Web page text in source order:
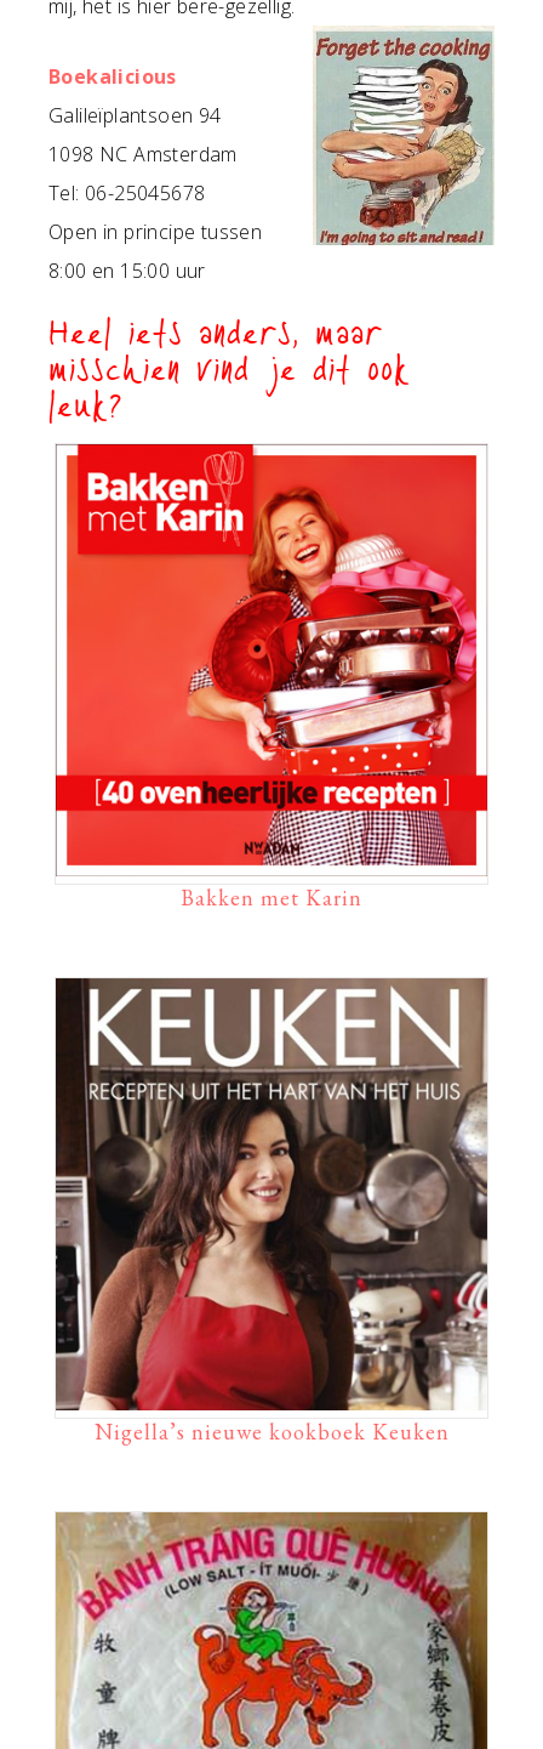
mij, het is hier bere-gezellig.
Boekalicious
Galileïplantsoen 94
1098 NC Amsterdam
Tel: 06-25045678
Open in principe tussen
8:00 en 15:00 uur
Heel iets anders, maar
misschien vind je dit ook
leuk?
Bakken met Karin
Nigella’s nieuwe kookboek Keuken